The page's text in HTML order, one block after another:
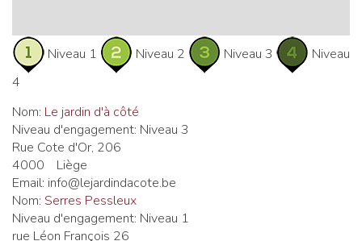
Niveau 1 Niveau 2 Niveau 3
Niveau
4
Nom: Le jardin d'à côté
Niveau d'engagement: Niveau 3
Rue Cote d'Or, 206
4000
Liège
Email: info@lejardindacote.be
Nom: Serres Pessleux
Niveau d'engagement: Niveau 1
rue Léon François 26